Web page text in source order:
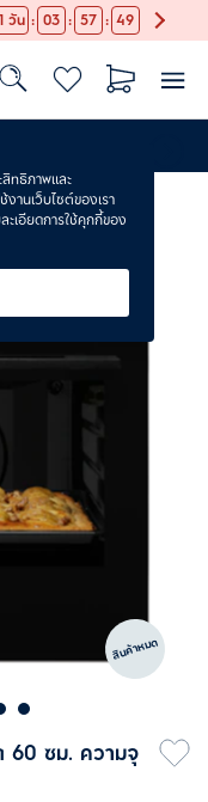
วัน : 03 : 57 : 48
สินค้าหมด
60 ซม. ความจุ
ทธิภาพและ
งานเว็บไซต์ของเรา
ะเอียดการใช้คุกกี้ของ